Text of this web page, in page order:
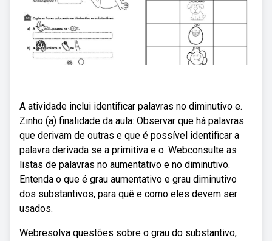
A atividade inclui identificar palavras no diminutivo e.
Zinho (a) finalidade da aula: Observar que há palavras
que derivam de outras e que é possível identificar a
palavra derivada se a primitiva e o. Webconsulte as
listas de palavras no aumentativo e no diminutivo.
Entenda o que é grau aumentativo e grau diminutivo
dos substantivos, para quê e como eles devem ser
usados.
Webresolva questões sobre o grau do substantivo,